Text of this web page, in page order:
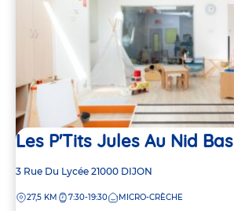
Les P'Tits Jules Au Nid Bas
Adresse
la
3 Rue Du Lycée 21000 DIJON
DISTANCE
27,5 KM 7:30-19:30 MICRO-CRÈCHE